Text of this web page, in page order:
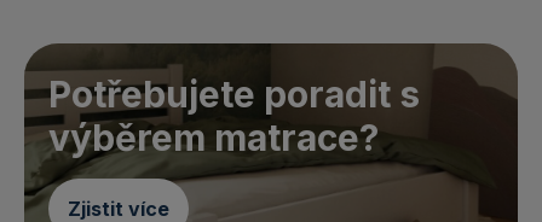
Potřebujete poradit s
výběrem matrace?
Zjistit více